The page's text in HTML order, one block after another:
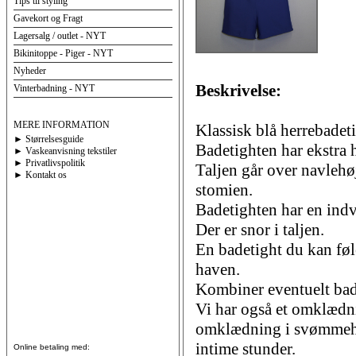
Gavekort og Fragt
Lagersalg / outlet - NYT
Bikinitoppe - Piger - NYT
Nyheder
Vinterbadning - NYT
MERE INFORMATION
► Størrelsesguide
► Vaskeanvisning tekstiler
► Privatlivspolitik
► Kontakt os
Online betaling med:
Beskrivelse:
Klassisk blå
Badetighten har ekstra
Taljen går over
stomien.
Badetighten har en
Der er snor i taljen.
En badetight du kan
haven.
Kombiner eventuelt
Vi har også et
omklædning i
intime stunder.